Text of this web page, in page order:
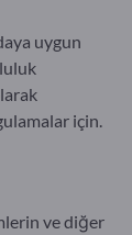
uygun
için.
ve diğer